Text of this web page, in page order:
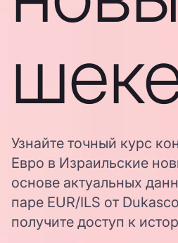
Узнайте точный курс
Евро в Израильские
основе актуальных
паре EUR/ILS от
получите доступ к